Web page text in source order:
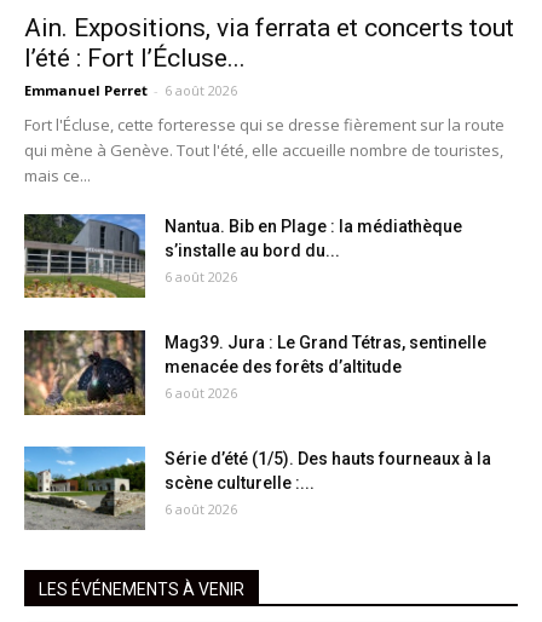
Ain. Expositions, via ferrata et concerts tout
l’été : Fort l’Écluse...
Emmanuel Perret - 6 août 2026
Fort l'Écluse, cette forteresse qui se dresse fièrement sur la route
qui mène à Genève. Tout l'été, elle accueille nombre de touristes,
mais ce...
Nantua. Bib en Plage : la médiathèque
s’installe au bord du...
6 août 2026
Mag39. Jura : Le Grand Tétras, sentinelle
menacée des forêts d’altitude
6 août 2026
Série d’été (1/5). Des hauts fourneaux à la
scène culturelle :...
6 août 2026
LES ÉVÉNEMENTS À VENIR